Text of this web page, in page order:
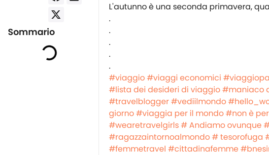
Sommario
L'autunno è una seconda primavera,
.
.
.
.
.
#viaggio#viaggi economici
#lista dei desideri di viaggio#maniaco
#travelblogger#vediilmondo
giorno#viaggia per il mondo#non è
#wearetravelgirls# Andiamo ovunque
#ragazzaintornoalmondo# tesorofuga
#femmetravel #cittadinafemme